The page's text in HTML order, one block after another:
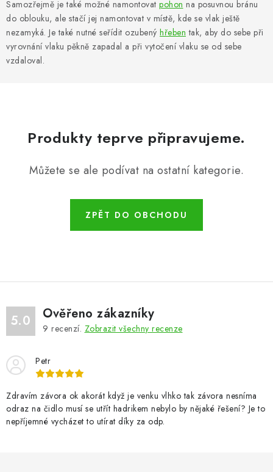
Samozřejmě je také možné namontovat pohon na posuvnou bránu
do oblouku, ale stačí jej namontovat v místě, kde se vlak ještě
nezamyká. Je také nutné seřídit ozubený hřeben tak, aby do sebe při
vyrovnání vlaku pěkně zapadal a při vytočení vlaku se od sebe
vzdaloval.
Produkty teprve připravujeme.
Můžete se ale podívat na ostatní kategorie.
ZPĚT DO OBCHODU
5.0 Ověřeno zákazníky
9 recenzí. Zobrazit všechny recenze
Petr
Zdravím závora ok akorát když je venku vlhko tak závora nesníma
odraz na čidlo musí se utřít hadrikem nebylo by nějaké řešení? Je to
nepříjemné vycházet to utírat díky za odp.